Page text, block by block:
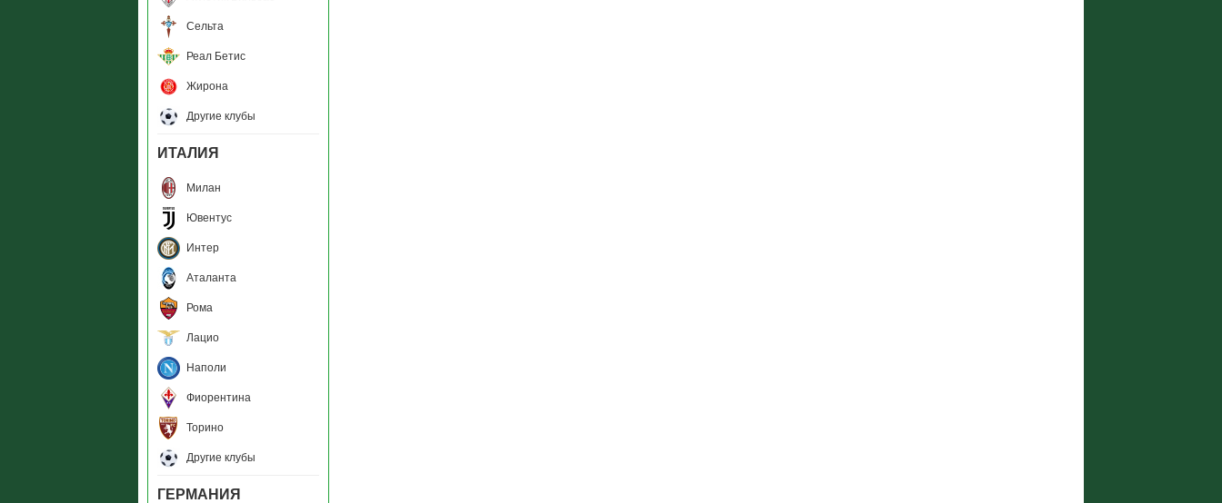
Сельта
Реал Бетис
Жирона
Другие клубы
ИТАЛИЯ
Милан
Ювентус
Интер
Аталанта
Рома
Лацио
Наполи
Фиорентина
Торино
Другие клубы
ГЕРМАНИЯ